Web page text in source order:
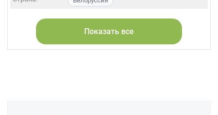
Натуральное дерево Стекло
Угловая С островом
Показать все